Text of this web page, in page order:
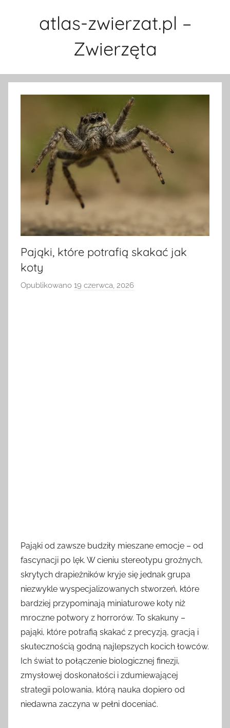
atlas-zwierzat.pl –
Zwierzęta
Pająki, które potrafią skakać jak
koty
Opublikowano 19 czerwca, 2026
Pająki od zawsze budziły mieszane emocje – od
fascynacji po lęk. W cieniu stereotypu groźnych,
skrytych drapieżników kryje się jednak grupa
niezwykle wyspecjalizowanych stworzeń, które
bardziej przypominają miniaturowe koty niż
mroczne potwory z horrorów. To skakuny –
pająki, które potrafią skakać z precyzją, gracją i
skutecznością godną najlepszych kocich łowców.
Ich świat to połączenie biologicznej finezji,
zmysłowej doskonałości i zdumiewającej
strategii polowania, którą nauka dopiero od
niedawna zaczyna w pełni doceniać.